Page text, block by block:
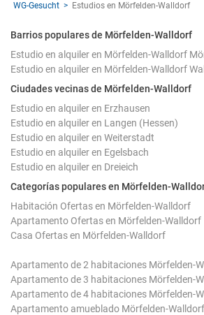
WG-Gesucht Estudios en Mörfelden-Walldorf
Barrios populares de Mörfelden-Walldorf
Estudio en alquiler en Mörfelden-Walldorf
Estudio en alquiler en Mörfelden-Walldorf
Ciudades vecinas de Mörfelden-Walldorf
Estudio en alquiler en Erzhausen
Estudio en alquiler en Langen (Hessen)
Estudio en alquiler en Weiterstadt
Estudio en alquiler en Egelsbach
Estudio en alquiler en Dreieich
Categorías populares en Mörfelden-
Habitación Ofertas en Mörfelden-Walldorf
Apartamento Ofertas en Mörfelden-Walldorf
Casa Ofertas en Mörfelden-Walldorf
Apartamento de 2 habitaciones Mörfelden-
Apartamento de 3 habitaciones Mörfelden-
Apartamento de 4 habitaciones Mörfelden-
Apartamento amueblado Mörfelden-Walldorf